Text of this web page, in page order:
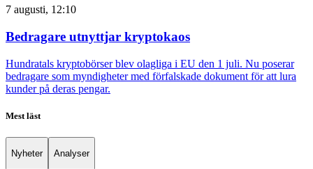
7 augusti, 12:10
Bedragare utnyttjar kryptokaos
Hundratals kryptobörser blev olagliga i EU den 1 juli. Nu poserar
bedragare som myndigheter med förfalskade dokument för att lura
kunder på deras pengar.
Mest läst
Nyheter Analyser